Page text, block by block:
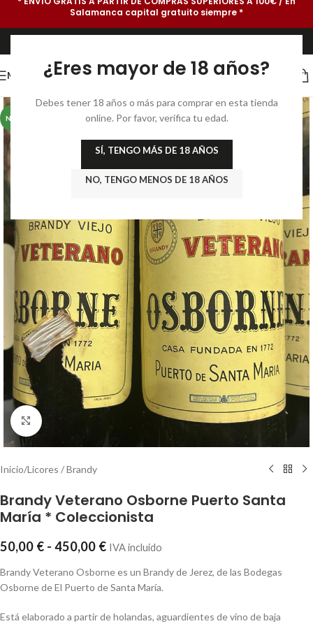
¿Eres mayor de 18 años?
Debes tener 18 años o más para comprar en esta tienda
online. Por favor, verifica tu edad.
SÍ, TENGO MÁS DE 18 AÑOS
NO, TENGO MENOS DE 18 AÑOS
Salamanca capital gratuito siempre *
MENU
NEW
Click to enlarge
Inicio/Licores / Brandy
Brandy Veterano Osborne Puerto Santa
María * Coleccionista
50,00 € - 450,00 € IVA incluido
Brandy Veterano Osborne es un Brandy de Jerez, de las Bodegas
Osborne de El Puerto de Santa María.
Está elaborado a partir de holandas, aguardientes de vino de baja